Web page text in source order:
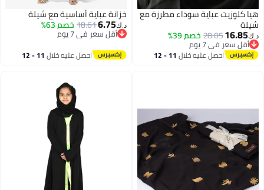
هيا كلوزيت عباية سوداء مطرزة مع
شيلة
د.ك‏16.85
28.05خصم 39%
أقل سعر في 7 يوم
أقل سعر في 7 يوماحصل عليه خلال 11 - 12
خزانة عباية أساسية مع شيلة
د.ك‏6.75
18.61خصم 63%
أقل سعر في 7 يوم
أقل سعر في 7 يوم
احصل عليه خلال 11 - 12